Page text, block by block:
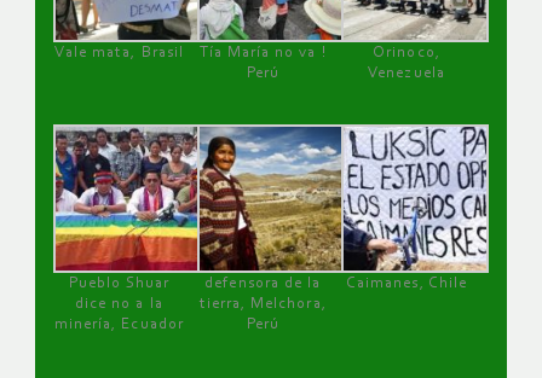
Vale mata, Brasil
Tía María no va !
Perú
Orinoco,
Venezuela
Pueblo Shuar
dice no a la
minería, Ecuador
defensora de la
tierra, Melchora,
Perú
Caimanes, Chile